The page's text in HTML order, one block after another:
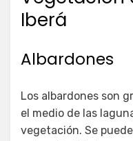
Iberá
Albardones
Los albardones son
el medio de las
vegetación. Se